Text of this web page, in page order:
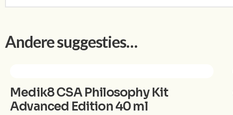
Andere suggesties…
Medik8 CSA Philosophy Kit
Advanced Edition 40 ml